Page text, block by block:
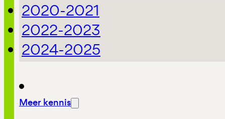
2020-2021
2022-2023
2024-2025
Meer kennis